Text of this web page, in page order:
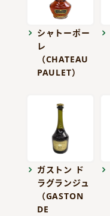
シャトーポー
レ
（CHATEAU
PAULET）
ガストン ド
ラグランジュ
（GASTON
DE